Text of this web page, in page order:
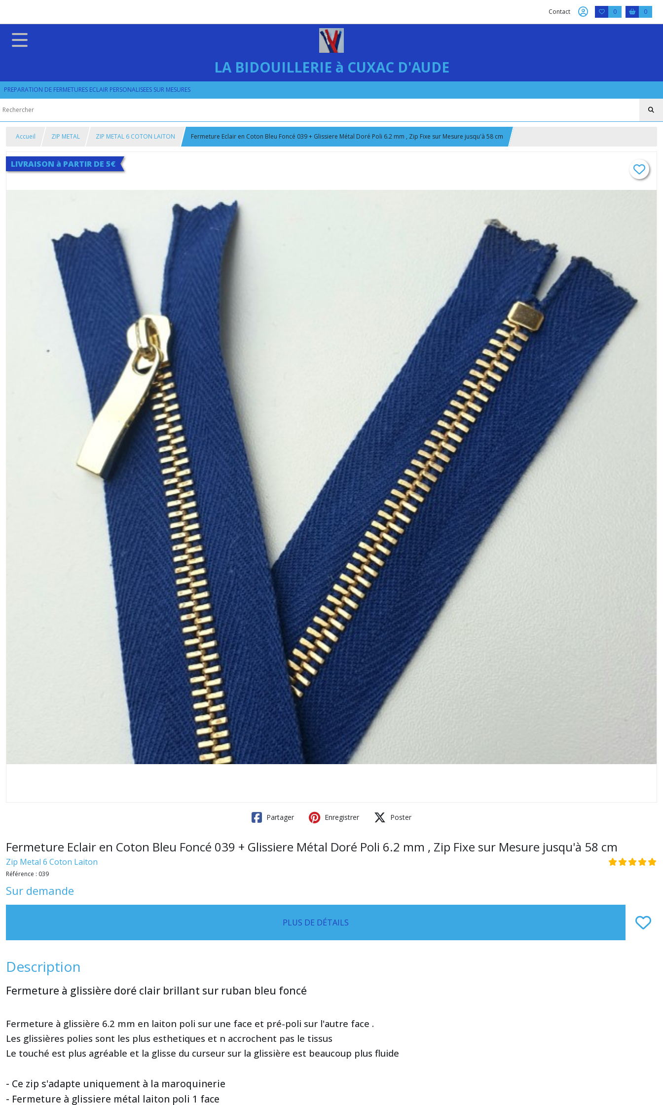
Contact 0 0
LA BIDOUILLERIE à CUXAC D'AUDE
PREPARATION DE FERMETURES ECLAIR PERSONALISEES SUR MESURES
Accueil ZIP METAL ZIP METAL 6 COTON LAITON Fermeture Eclair en Coton Bleu Foncé 039 + Glissiere Métal Doré Poli 6.2 mm , Zip Fixe sur Mesure jusqu'à 58 cm
LIVRAISON à PARTIR DE 5€
Partager Enregistrer Poster
Fermeture Eclair en Coton Bleu Foncé 039 + Glissiere Métal Doré Poli 6.2 mm , Zip Fixe sur Mesure jusqu'à 58 cm
Zip Metal 6 Coton Laiton
Référence : 039
Sur demande
PLUS DE DÉTAILS
Description
Fermeture à glissière doré clair brillant sur ruban bleu foncé
Fermeture à glissière 6.2 mm en laiton poli sur une face et pré-poli sur l'autre face .
Les glissières polies sont les plus esthetiques et n accrochent pas le tissus
Le touché est plus agréable et la glisse du curseur sur la glissière est beaucoup plus fluide
- Ce zip s'adapte uniquement à la maroquinerie
- Fermeture à glissiere métal laiton poli 1 face